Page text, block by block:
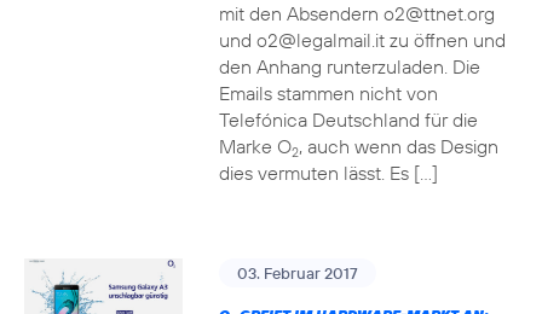
mit den Absendern o2@ttnet.org
und o2@legalmail.it zu öffnen und
den Anhang runterzuladen. Die
Emails stammen nicht von
Telefónica Deutschland für die
Marke O2, auch wenn das Design
dies vermuten lässt. Es […]
03. Februar 2017